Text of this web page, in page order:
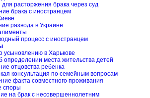
для расторжения брака через суд
брака с иностранцем
развода в Украине
процесс с иностранцем
усыновлению в Харькове
определении места жительства детей
отцовства ребенка
консультация по семейным вопросам
факта совместного проживания
споры
на брак с несовершеннолетним